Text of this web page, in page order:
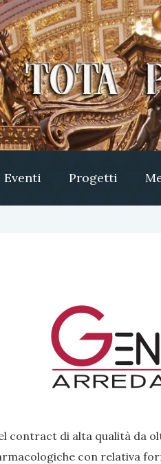
Eventi Progetti
contract di alta qualità da
con relativa